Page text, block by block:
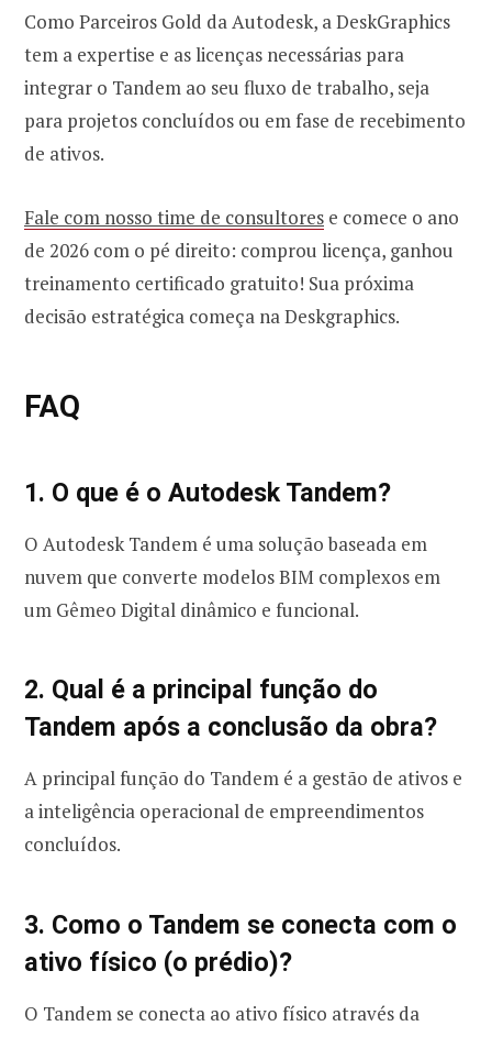
Como Parceiros Gold da Autodesk, a DeskGraphics
tem a expertise e as licenças necessárias para
integrar o Tandem ao seu fluxo de trabalho, seja
para projetos concluídos ou em fase de recebimento
de ativos.
Fale com nosso time de consultores e comece o ano
de 2026 com o pé direito: comprou licença, ganhou
treinamento certificado gratuito! Sua próxima
decisão estratégica começa na Deskgraphics.
FAQ
1. O que é o Autodesk Tandem?
O Autodesk Tandem é uma solução baseada em
nuvem que converte modelos BIM complexos em
um Gêmeo Digital dinâmico e funcional.
2. Qual é a principal função do
Tandem após a conclusão da obra?
A principal função do Tandem é a gestão de ativos e
a inteligência operacional de empreendimentos
concluídos.
3. Como o Tandem se conecta com o
ativo físico (o prédio)?
O Tandem se conecta ao ativo físico através da